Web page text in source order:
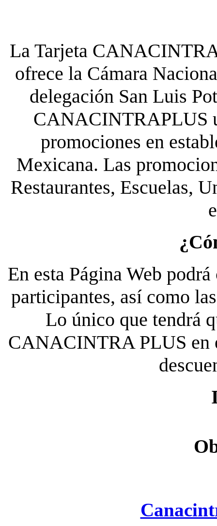
La Tarjeta
ofrece la Cámara
delegación San Luis
CANACINTRAPLUS
promociones en
Mexicana. Las
Restaurantes, Escuelas,
En esta Página Web
participantes, así como
Lo único que tendrá
CANACINTRA PLUS en